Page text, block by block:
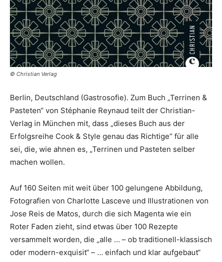
© Christian Verlag
Berlin, Deutschland (Gastrosofie). Zum Buch „Terrinen &
Pasteten“ von Stéphanie Reynaud teilt der Christian-
Verlag in München mit, dass „dieses Buch aus der
Erfolgsreihe Cook & Style genau das Richtige“ für alle
sei, die, wie ahnen es, „Terrinen und Pasteten selber
machen wollen.
Auf 160 Seiten mit weit über 100 gelungene Abbildung,
Fotografien von Charlotte Lasceve und Illustrationen von
Jose Reis de Matos, durch die sich Magenta wie ein
Roter Faden zieht, sind etwas über 100 Rezepte
versammelt worden, die „alle … – ob traditionell-klassisch
oder modern-exquisit“ – … einfach und klar aufgebaut“